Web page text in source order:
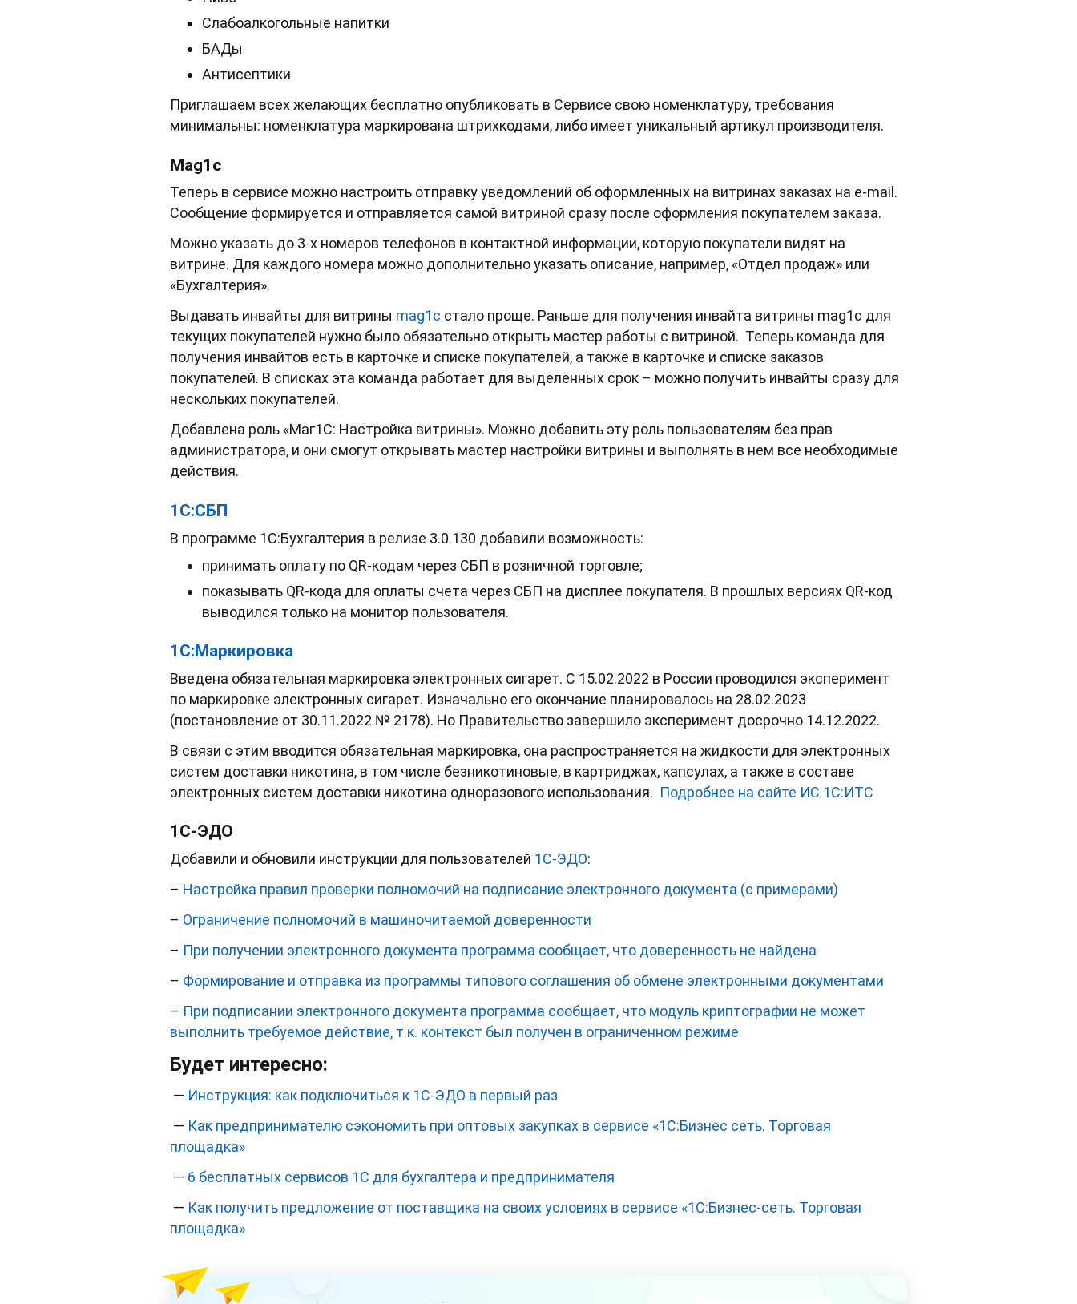
Слабоалкогольные напитки
БАДы
Антисептики
Приглашаем всех желающих бесплатно опубликовать в Сервисе свою номенклатуру, требования
минимальны: номенклатура маркирована штрихкодами, либо имеет уникальный артикул производителя.
Mag1c
Теперь в сервисе можно настроить отправку уведомлений об оформленных на витринах заказах на e-mail.
Сообщение формируется и отправляется самой витриной сразу после оформления покупателем заказа.
Можно указать до 3-х номеров телефонов в контактной информации, которую покупатели видят на
витрине. Для каждого номера можно дополнительно указать описание, например, «Отдел продаж» или
«Бухгалтерия».
Выдавать инвайты для витрины mag1c стало проще. Раньше для получения инвайта витрины mag1c для
текущих покупателей нужно было обязательно открыть мастер работы с витриной. Теперь команда для
получения инвайтов есть в карточке и списке покупателей, а также в карточке и списке заказов
покупателей. В списках эта команда работает для выделенных срок – можно получить инвайты сразу для
нескольких покупателей.
Добавлена роль «Маг1С: Настройка витрины». Можно добавить эту роль пользователям без прав
администратора, и они смогут открывать мастер настройки витрины и выполнять в нем все необходимые
действия.
1С:СБП
В программе 1С:Бухгалтерия в релизе 3.0.130 добавили возможность:
принимать оплату по QR-кодам через СБП в розничной торговле;
показывать QR-кода для оплаты счета через СБП на дисплее покупателя. В прошлых версиях QR-код
выводился только на монитор пользователя.
1С:Маркировка
Введена обязательная маркировка электронных сигарет. С 15.02.2022 в России проводился эксперимент
по маркировке электронных сигарет. Изначально его окончание планировалось на 28.02.2023
(постановление от 30.11.2022 № 2178). Но Правительство завершило эксперимент досрочно 14.12.2022.
В связи с этим вводится обязательная маркировка, она распространяется на жидкости для электронных
систем доставки никотина, в том числе безникотиновые, в картриджах, капсулах, а также в составе
электронных систем доставки никотина одноразового использования. Подробнее на сайте ИС 1С:ИТС
1С-ЭДО
Добавили и обновили инструкции для пользователей 1С-ЭДО:
– Настройка правил проверки полномочий на подписание электронного документа (с примерами)
– Ограничение полномочий в машиночитаемой доверенности
– При получении электронного документа программа сообщает, что доверенность не найдена
– Формирование и отправка из программы типового соглашения об обмене электронными документами
– При подписании электронного документа программа сообщает, что модуль криптографии не может
выполнить требуемое действие, т.к. контекст был получен в ограниченном режиме
Будет интересно:
— Инструкция: как подключиться к 1С-ЭДО в первый раз
— Как предпринимателю сэкономить при оптовых закупках в сервисе «1С:Бизнес сеть. Торговая
площадка»
— 6 бесплатных сервисов 1С для бухгалтера и предпринимателя
— Как получить предложение от поставщика на своих условиях в сервисе «1С:Бизнес-сеть. Торговая
площадка»